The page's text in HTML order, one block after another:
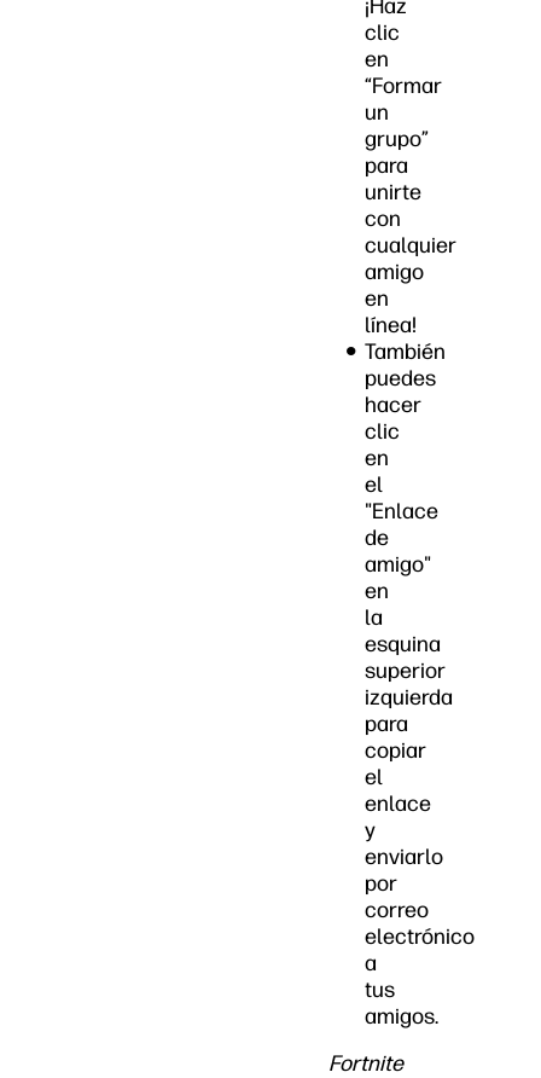
¡Haz
clic
en
“Formar
un
grupo”
para
unirte
con
cualquier
amigo
en
línea!
También
puedes
hacer
clic
en
el
"Enlace
de
amigo"
en
la
esquina
superior
izquierda
para
copiar
el
enlace
y
enviarlo
por
correo
electrónico
a
tus
amigos.
Fortnite